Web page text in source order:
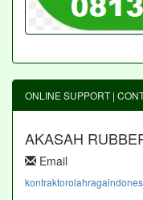
ONLINE SUPPORT |
AKASAH
Email